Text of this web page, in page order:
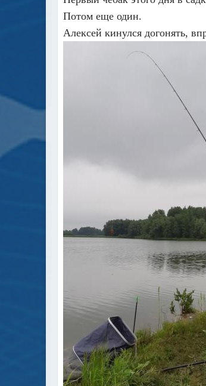
Потом еще один.
Алексей кинулся догонять,